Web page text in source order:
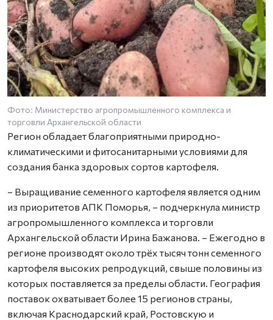
Фото: Министерство агропромышленного комплекса и
торговли Архангельской области
Регион обладает благоприятными природно-
климатическими и фитосанитарными условиями для
создания банка здоровых сортов картофеля.
– Выращивание семенного картофеля является одним
из приоритетов АПК Поморья, – подчеркнула министр
агропромышленного комплекса и торговли
Архангельской области Ирина Бажанова. – Ежегодно в
регионе производят около трёх тысяч тонн семенного
картофеля высоких репродукций, свыше половины из
которых поставляется за пределы области. География
поставок охватывает более 15 регионов страны,
включая Краснодарский край, Ростовскую и